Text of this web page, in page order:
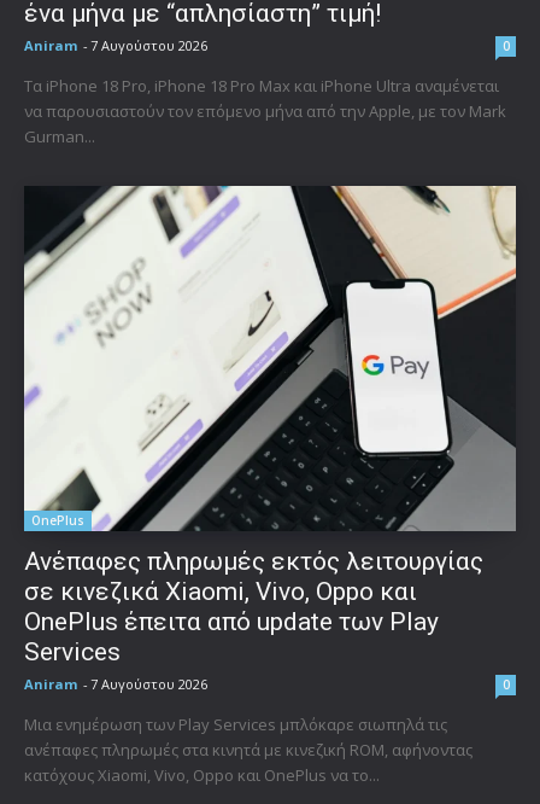
ένα μήνα με “απλησίαστη” τιμή!
Aniram - 7 Αυγούστου 2026 0
Τα iPhone 18 Pro, iPhone 18 Pro Max και iPhone Ultra αναμένεται
να παρουσιαστούν τον επόμενο μήνα από την Apple, με τον Mark
Gurman...
OnePlus
Ανέπαφες πληρωμές εκτός λειτουργίας
σε κινεζικά Xiaomi, Vivo, Oppo και
OnePlus έπειτα από update των Play
Services
Aniram - 7 Αυγούστου 2026 0
Μια ενημέρωση των Play Services μπλόκαρε σιωπηλά τις
ανέπαφες πληρωμές στα κινητά με κινεζική ROM, αφήνοντας
κατόχους Xiaomi, Vivo, Oppo και OnePlus να το...